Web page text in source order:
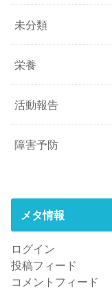
未分類
栄養
活動報告
障害予防
メタ情報
ログイン
投稿フィード
コメントフィード